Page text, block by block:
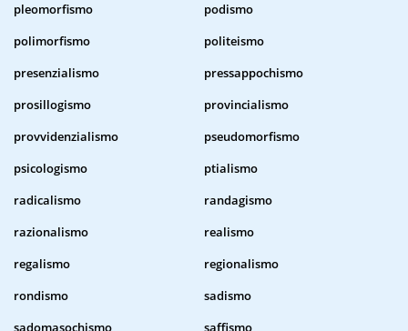
pleomorfismo
podismo
polimorfismo
politeismo
presenzialismo
pressappochismo
prosillogismo
provincialismo
provvidenzialismo
pseudomorfismo
psicologismo
ptialismo
radicalismo
randagismo
razionalismo
realismo
regalismo
regionalismo
rondismo
sadismo
sadomasochismo
saffismo